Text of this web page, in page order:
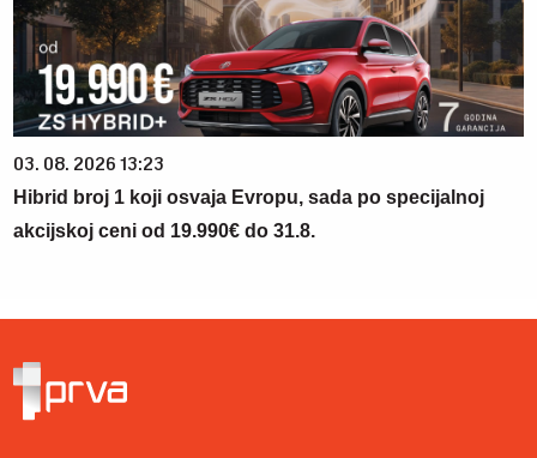
03. 08. 2026 13:23
Hibrid broj 1 koji osvaja Evropu, sada po specijalnoj
akcijskoj ceni od 19.990€ do 31.8.